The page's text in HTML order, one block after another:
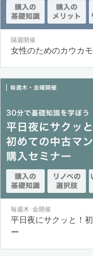
隔週開催
女性のためのカウカ
毎週木･金開催
平日夜にサクッと！
ー